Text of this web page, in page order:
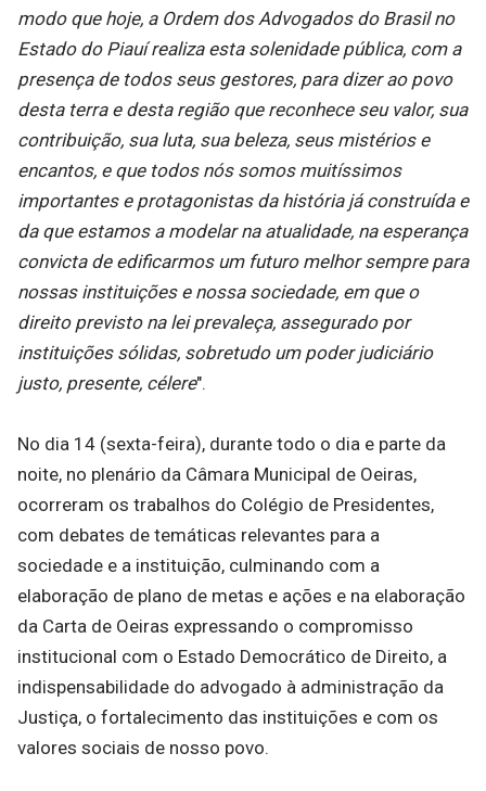
modo que hoje, a Ordem dos Advogados do Brasil no
Estado do Piauí realiza esta solenidade pública, com a
presença de todos seus gestores, para dizer ao povo
desta terra e desta região que reconhece seu valor, sua
contribuição, sua luta, sua beleza, seus mistérios e
encantos, e que todos nós somos muitíssimos
importantes e protagonistas da história já construída e
da que estamos a modelar na atualidade, na esperança
convicta de edificarmos um futuro melhor sempre para
nossas instituições e nossa sociedade, em que o
direito previsto na lei prevaleça, assegurado por
instituições sólidas, sobretudo um poder judiciário
justo, presente, célere".
No dia 14 (sexta-feira), durante todo o dia e parte da
noite, no plenário da Câmara Municipal de Oeiras,
ocorreram os trabalhos do Colégio de Presidentes,
com debates de temáticas relevantes para a
sociedade e a instituição, culminando com a
elaboração de plano de metas e ações e na elaboração
da Carta de Oeiras expressando o compromisso
institucional com o Estado Democrático de Direito, a
indispensabilidade do advogado à administração da
Justiça, o fortalecimento das instituições e com os
valores sociais de nosso povo.